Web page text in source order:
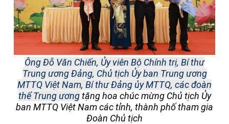
Ông Đỗ Văn Chiến, Ủy viên Bộ Chính trị, Bí thư
Trung ương Đảng, Chủ tịch Ủy ban Trung ương
MTTQ Việt Nam, Bí thư Đảng ủy MTTQ, các đoàn
thể Trung ươngtặng hoa chúc mừng Chủ tịch Ủy
ban MTTQ Việt Nam các tỉnh, thành phố tham gia
Đoàn Chủ tịch